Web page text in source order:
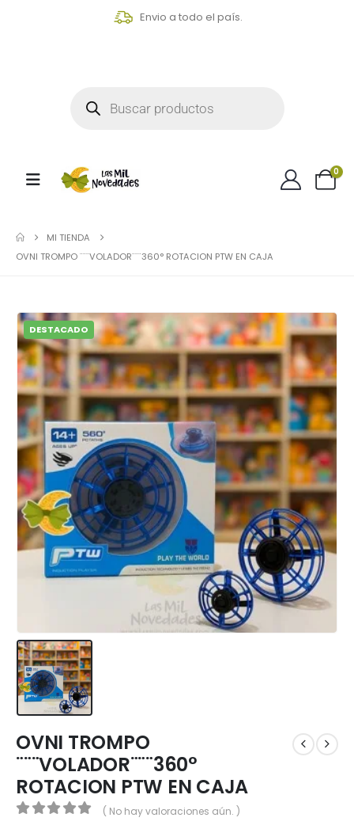
Envio a todo el país.
0
MI TIENDA
OVNI TROMPO ¨¨¨VOLADOR¨¨¨360° ROTACION PTW EN CAJA
DESTACADO
OVNI TROMPO
¨¨¨VOLADOR¨¨¨360°
ROTACION PTW EN CAJA
( No hay valoraciones aún. )